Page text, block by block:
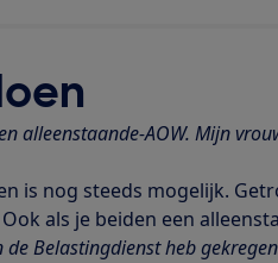
alleenstaande-AOW. Mijn
is nog steeds mogelijk.
als je beiden een
Belastingdienst heb